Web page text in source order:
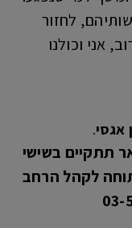
לחזור
אני וכולנו
.
תתקיים בשישי
השעות 9:00-14:00 ופתוחה לקהל הרחב